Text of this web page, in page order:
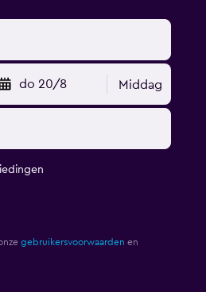
do 20/8 Middag
gebruikersvoorwaarden en